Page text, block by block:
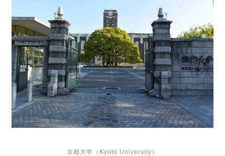
京都大学（Kyoto University）